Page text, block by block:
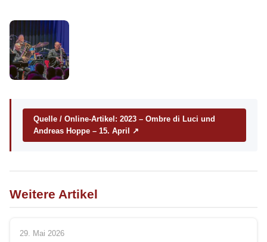
Quelle / Online-Artikel: 2023 – Ombre di Luci und
Andreas Hoppe – 15. April ↗
Weitere Artikel
29. Mai 2026